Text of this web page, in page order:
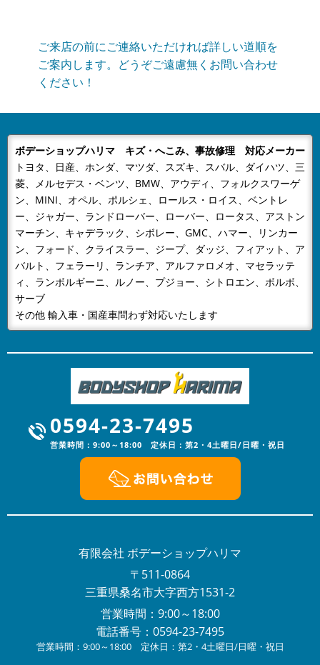
ただき厚くお礼申し上げます。有限会社ボデーショップ
ハリマでは、誠に勝手ながら下記...
2024/08/09 NEWS
平素は格別のお引き立てをいただき厚くお礼申し上げま
す。有限会社ボデーショップハリマでは、誠に勝手なが
ら下記日程を夏季休業とさせてい...
2024/04/26 NEWS
GW休業のお知らせ
当社はGW休業は4月28日～5月6日までとなりますご不
便をおかけいたしますが、何卒ご容赦下さい。
2024/01/05
NEWS
あけましておめでとうございます
明けましておめでとうございます。旧年中は格別なご高
配を賜りスタッフ一同心より厚く御礼申し上げます。本
年も、更なるサービスの向上に努...
2023/12/16 NEWS
年末年始の営業のお知らせ平素は格別のお引き立てをい
ただき厚くお礼申し上げます。有限会社ボデーショップ
ハリマでは、誠に勝手ながら下記...
2023/08/03
夏季休暇のお知らせ
平素は格別のお引き立てをいただき厚くお礼申し上げま
NEWS
当社はGW休業は4月29日～5月7日までとなりますご不
便をおかけいたしますが、何卒ご容赦下さい。
NEWS
あけましておめでとうございます
ご来店の前にご連絡いただければ詳しい道順を
ご案内します。どうぞご遠慮無くお問い合わせ
ください！
ボデーショップハリマ キズ・へこみ、事故修理 対応メーカー
トヨタ、日産、ホンダ、マツダ、スズキ、スバル、ダイハツ、三
菱、メルセデス・ベンツ、BMW、アウディ、フォルクスワーゲ
ン、MINI、オペル、ポルシェ、ロールス・ロイス、ベントレ
ー、ジャガー、ランドローバー、ローバー、ロータス、アストン
マーチン、キャデラック、シボレー、GMC、ハマー、リンカー
ン、フォード、クライスラー、ジープ、ダッジ、フィアット、ア
バルト、フェラーリ、ランチア、アルファロメオ、マセラッテ
ィ、ランボルギーニ、ルノー、プジョー、シトロエン、ボルボ、
サーブ
その他 輸入車・国産車問わず対応いたします
0594-23-7495
営業時間：9:00～18:00 定休日：第2・4土曜日/日曜・祝日
有限会社 ボデーショップハリマ
〒511-0864
三重県桑名市大字西方1531-2
営業時間：9:00～18:00
電話番号：0594-23-7495
営業時間：9:00～18:00 定休日：第2・4土曜日/日曜・祝日